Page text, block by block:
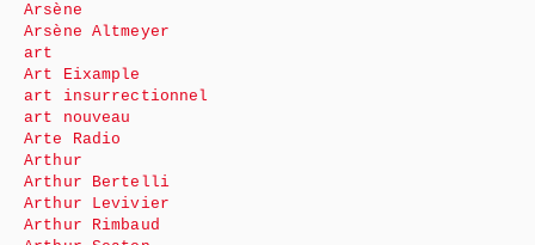
Arsène
Arsène Altmeyer
art
Art Eixample
art insurrectionnel
art nouveau
Arte Radio
Arthur
Arthur Bertelli
Arthur Levivier
Arthur Rimbaud